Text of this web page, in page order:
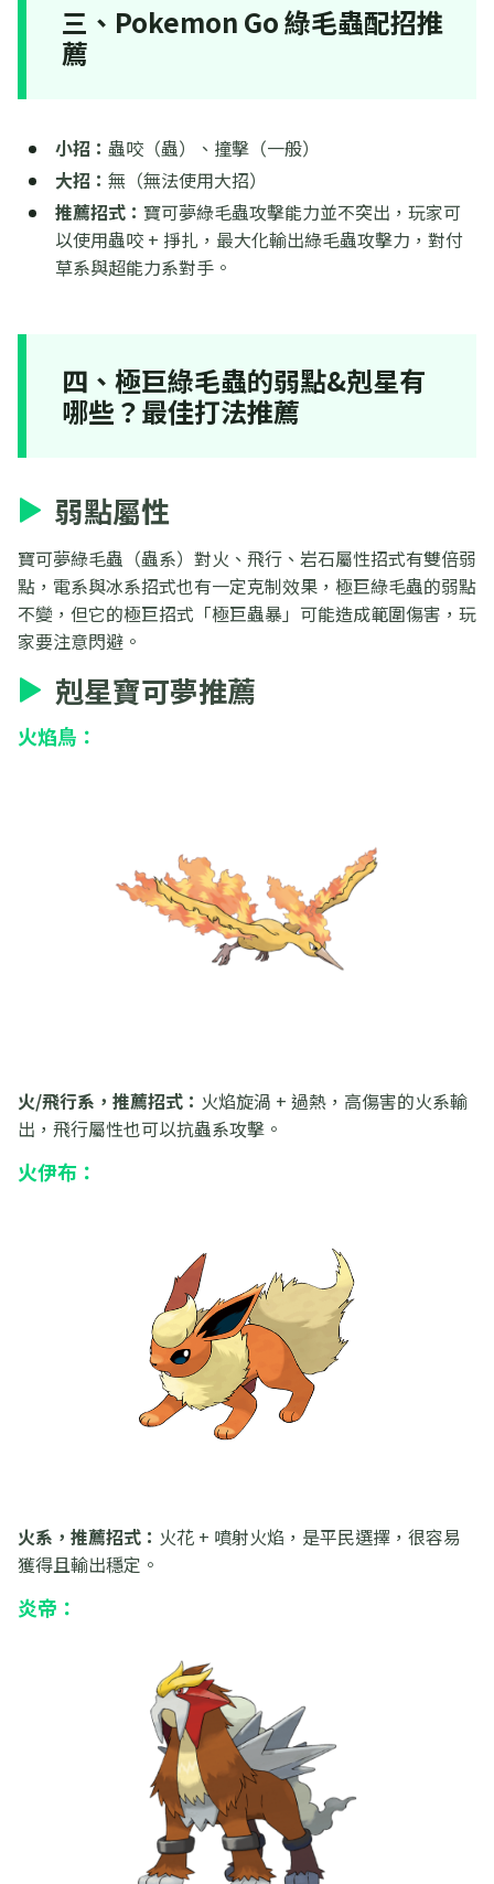
三、Pokemon Go 綠毛蟲配招推
薦
小招： 蟲咬（蟲）、撞擊（一般）
大招： 無（無法使用大招）
推薦招式： 寶可夢綠毛蟲攻擊能力並不突出，玩家可
以使用蟲咬 + 掙扎，最大化輸出綠毛蟲攻擊力，對付
草系與超能力系對手。
四、極巨綠毛蟲的弱點&剋星有
哪些？最佳打法推薦
弱點屬性
寶可夢綠毛蟲（蟲系）對火、飛行、岩石屬性招式有雙倍弱
點，電系與冰系招式也有一定克制效果，極巨綠毛蟲的弱點
不變，但它的極巨招式「極巨蟲暴」可能造成範圍傷害，玩
家要注意閃避。
剋星寶可夢推薦
火焰鳥 ：
火/飛行系，推薦招式： 火焰旋渦 + 過熱，高傷害的火系輸
出，飛行屬性也可以抗蟲系攻擊。
火伊布：
火系，推薦招式： 火花 + 噴射火焰，是平民選擇，很容易
獲得且輸出穩定。
炎帝：